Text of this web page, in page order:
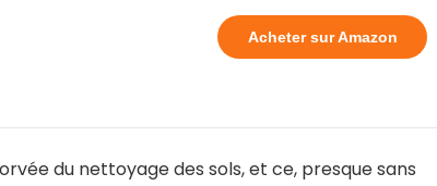
Acheter sur Amazon
du nettoyage des sols, et ce, presque sans